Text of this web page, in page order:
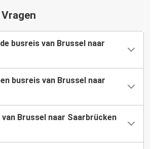
busreis van Brussel naar
busreis van Brussel naar
van Brussel naar Saarbrücken